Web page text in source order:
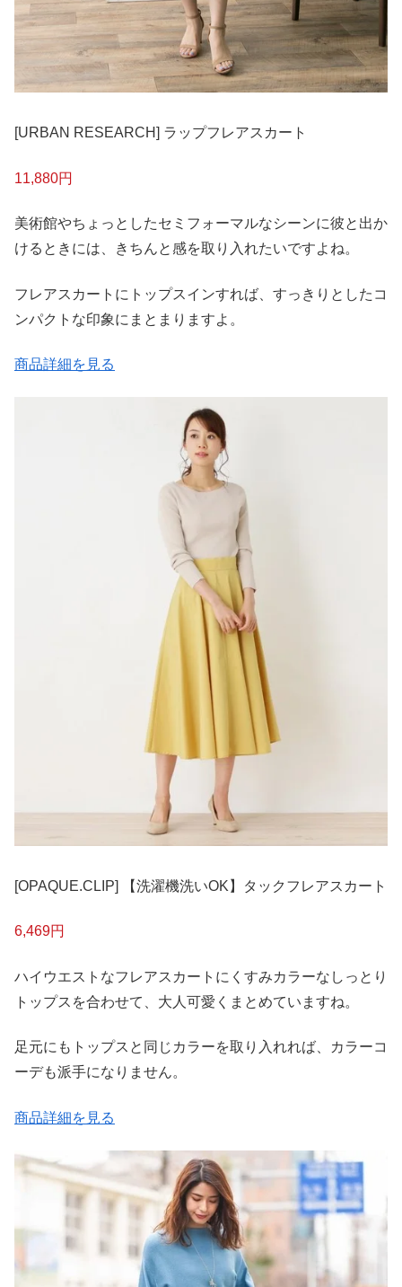
[URBAN RESEARCH] ラップフレアスカート
11,880円
美術館やちょっとしたセミフォーマルなシーンに彼と出か
けるときには、きちんと感を取り入れたいですよね。
フレアスカートにトップスインすれば、すっきりとしたコ
ンパクトな印象にまとまりますよ。
商品詳細を見る
[OPAQUE.CLIP] 【洗濯機洗いOK】タックフレアスカート
6,469円
ハイウエストなフレアスカートにくすみカラーなしっとり
トップスを合わせて、大人可愛くまとめていますね。
足元にもトップスと同じカラーを取り入れれば、カラーコ
ーデも派手になりません。
商品詳細を見る